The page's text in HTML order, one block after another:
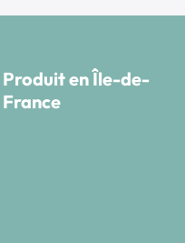
Produit en Île-de-
France